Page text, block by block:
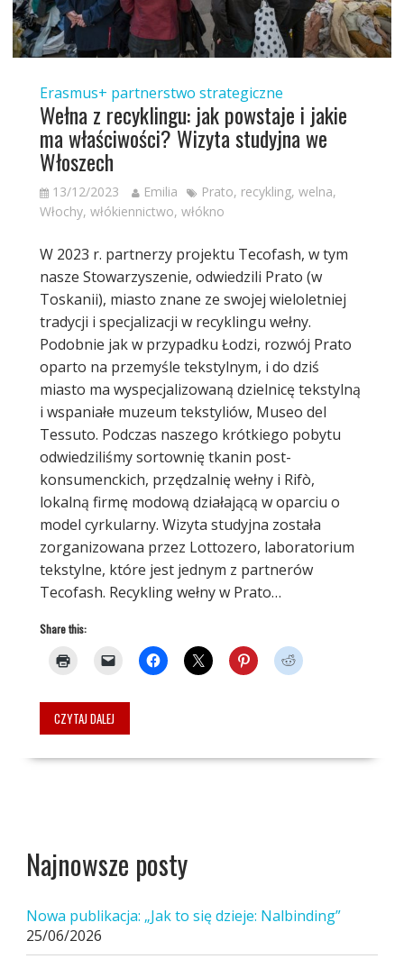
Erasmus+ partnerstwo strategiczne
Wełna z recyklingu: jak powstaje i jakie
ma właściwości? Wizyta studyjna we
Włoszech
13/12/2023 Emilia Prato, recykling, welna,
Włochy, włókiennictwo, włókno
W 2023 r. partnerzy projektu Tecofash, w tym
nasze Stowarzyszenie, odwiedzili Prato (w
Toskanii), miasto znane ze swojej wieloletniej
tradycji i specjalizacji w recyklingu wełny.
Podobnie jak w przypadku Łodzi, rozwój Prato
oparto na przemyśle tekstylnym, i do dziś
miasto ma wyspecjalizowaną dzielnicę tekstylną
i wspaniałe muzeum tekstyliów, Museo del
Tessuto. Podczas naszego krótkiego pobytu
odwiedziliśmy sortownię tkanin post-
konsumenckich, przędzalnię wełny i Rifò,
lokalną firmę modową działającą w oparciu o
model cyrkularny. Wizyta studyjna została
zorganizowana przez Lottozero, laboratorium
tekstylne, które jest jednym z partnerów
Tecofash. Recykling wełny w Prato…
Share this:
CZYTAJ DALEJ
Najnowsze posty
Nowa publikacja: „Jak to się dzieje: Nalbinding”
25/06/2026